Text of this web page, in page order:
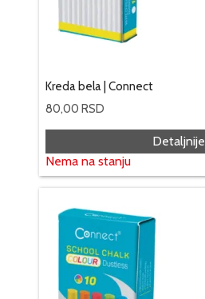
Kreda bela | Connect
80,00 RSD
Detaljnije
Nema na stanju